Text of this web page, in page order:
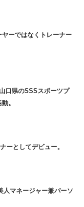
ーではなくトレーナー
口県のSSSスポーツプ
。
ーとしてデビュー。
人マネージャー兼パーソ